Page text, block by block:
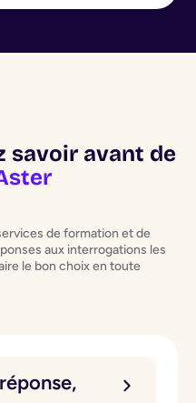
savoir avant de
de formation et de
aux interrogations les
le bon choix en toute